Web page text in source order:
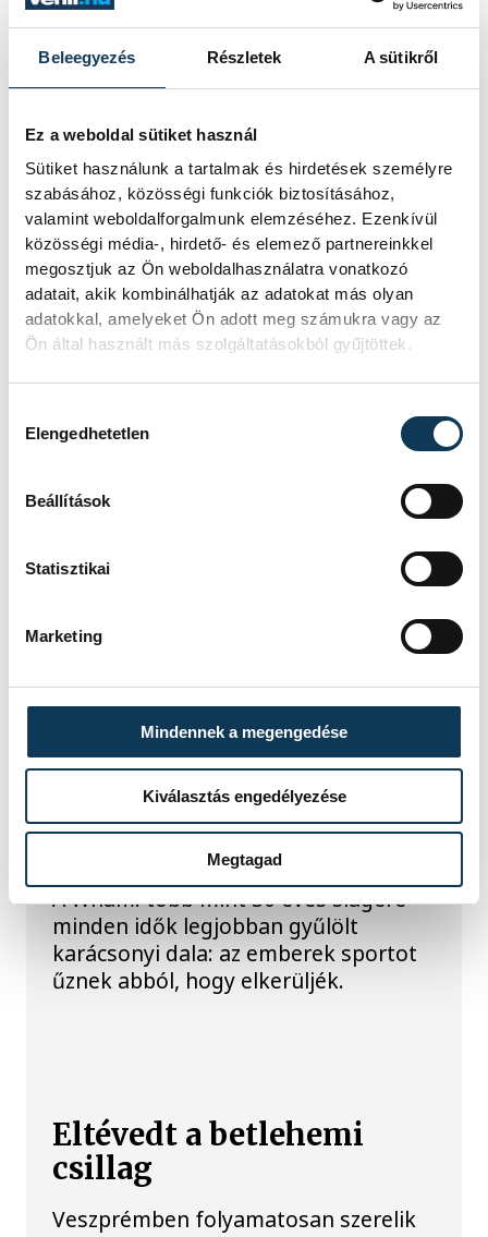
Beleegyezés Részletek A sütikről
Ez a weboldal sütiket használ
Sütiket használunk a tartalmak és hirdetések személyre
szabásához, közösségi funkciók biztosításához,
valamint weboldalforgalmunk elemzéséhez. Ezenkívül
közösségi média-, hirdető- és elemező partnereinkkel
megosztjuk az Ön weboldalhasználatra vonatkozó
adatait, akik kombinálhatják az adatokat más olyan
adatokkal, amelyeket Ön adott meg számukra vagy az
Ön által használt más szolgáltatásokból gyűjtöttek.
Elengedhetetlen
Beállítások
Statisztikai
Marketing
Mindennek a megengedése
Kiválasztás engedélyezése
Megtagad
TOVÁBBI CIKKEK
Tavaly karácsonykor
neked adtam a szívem
A Wham! több mint 30 éves slágere
minden idők legjobban gyűlölt
karácsonyi dala: az emberek sportot
űznek abból, hogy elkerüljék.
Eltévedt a betlehemi
csillag
Veszprémben folyamatosan szerelik